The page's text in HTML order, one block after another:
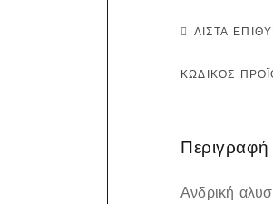
ΛΊΣΤΑ
ΚΩΔΙΚΌΣ
Περιγραφή
Ανδρική